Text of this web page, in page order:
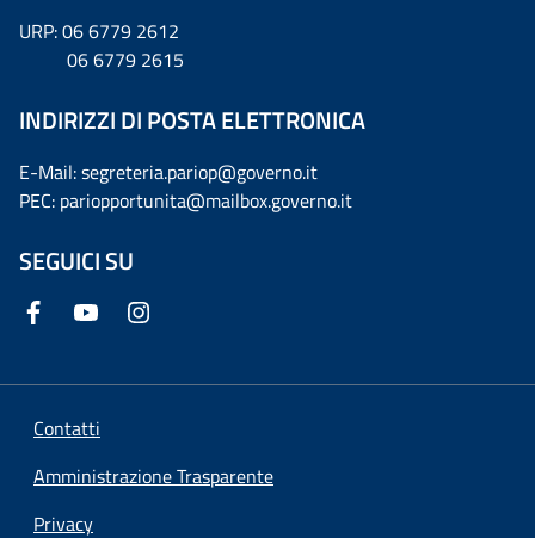
URP: 06 6779 2612
06 6779 2615
INDIRIZZI DI POSTA ELETTRONICA
E-Mail: segreteria.pariop@governo.it
PEC: pariopportunita@mailbox.governo.it
SEGUICI SU
Contatti
Amministrazione Trasparente
Privacy